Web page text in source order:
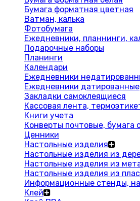
Бумага форматная цветная
Ватман, калька
Фотобумага
Ежедневники, планнинги,
Подарочные наборы
Планинги
Календари
Ежедневники
Ежедневники датированные
Закладки самоклеящиеся
Кассовая лента,
Книги учета
Конверты почтовые, бумага
Ценники
Настольные изделия
Настольные изделия из
Настольные изделия из
Настольные изделия из
Информационные стенды,
Клей